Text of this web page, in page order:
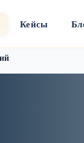
Кейсы